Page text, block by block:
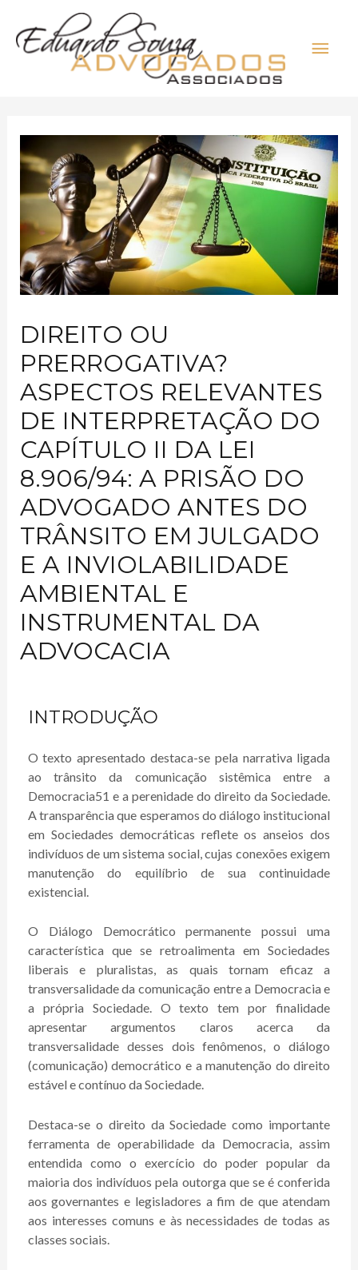
DIREITO OU
PRERROGATIVA?
ASPECTOS RELEVANTES
DE INTERPRETAÇÃO DO
CAPÍTULO II DA LEI
8.906/94: A PRISÃO DO
ADVOGADO ANTES DO
TRÂNSITO EM JULGADO
E A INVIOLABILIDADE
AMBIENTAL E
INSTRUMENTAL DA
ADVOCACIA
INTRODUÇÃO
O texto apresentado destaca-se pela narrativa ligada
ao trânsito da comunicação sistêmica entre a
Democracia51 e a perenidade do direito da Sociedade.
A transparência que esperamos do diálogo institucional
em Sociedades democráticas reflete os anseios dos
indivíduos de um sistema social, cujas conexões exigem
manutenção do equilíbrio de sua continuidade
existencial.
O Diálogo Democrático permanente possui uma
característica que se retroalimenta em Sociedades
liberais e pluralistas, as quais tornam eficaz a
transversalidade da comunicação entre a Democracia e
a própria Sociedade. O texto tem por finalidade
apresentar argumentos claros acerca da
transversalidade desses dois fenômenos, o diálogo
(comunicação) democrático e a manutenção do direito
estável e contínuo da Sociedade.
Destaca-se o direito da Sociedade como importante
ferramenta de operabilidade da Democracia, assim
entendida como o exercício do poder popular da
maioria dos indivíduos pela outorga que se é conferida
aos governantes e legisladores a fim de que atendam
aos interesses comuns e às necessidades de todas as
classes sociais.